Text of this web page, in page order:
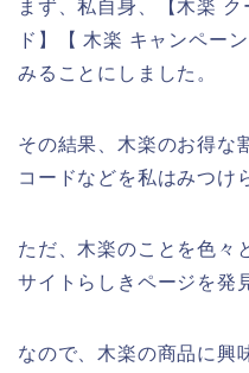
まず、私自身、【木楽
ド】【 木楽 キャンペー
みることにしました。
その結果、木楽のお得な
コードなどを私はみつけ
ただ、木楽のことを色々
サイトらしきページを発
なので、木楽の商品に興